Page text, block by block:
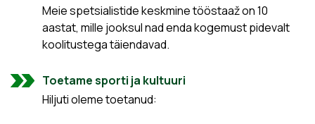
Meie spetsialistide keskmine tööstaaž on 10
aastat, mille jooksul nad enda kogemust pidevalt
koolitustega täiendavad.
Toetame sporti ja kultuuri
Hiljuti oleme toetanud: